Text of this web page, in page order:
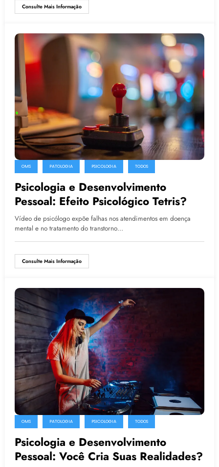
Consulte Mais Informação
OMS PATOLOGIA PSICOLOGIA TODOS
Psicologia e Desenvolvimento
Pessoal: Efeito Psicológico Tetris?
Vídeo de psicólogo expõe falhas nos atendimentos em doença
mental e no tratamento do transtorno…
Consulte Mais Informação
OMS PATOLOGIA PSICOLOGIA TODOS
Psicologia e Desenvolvimento
Pessoal: Você Cria Suas Realidades?